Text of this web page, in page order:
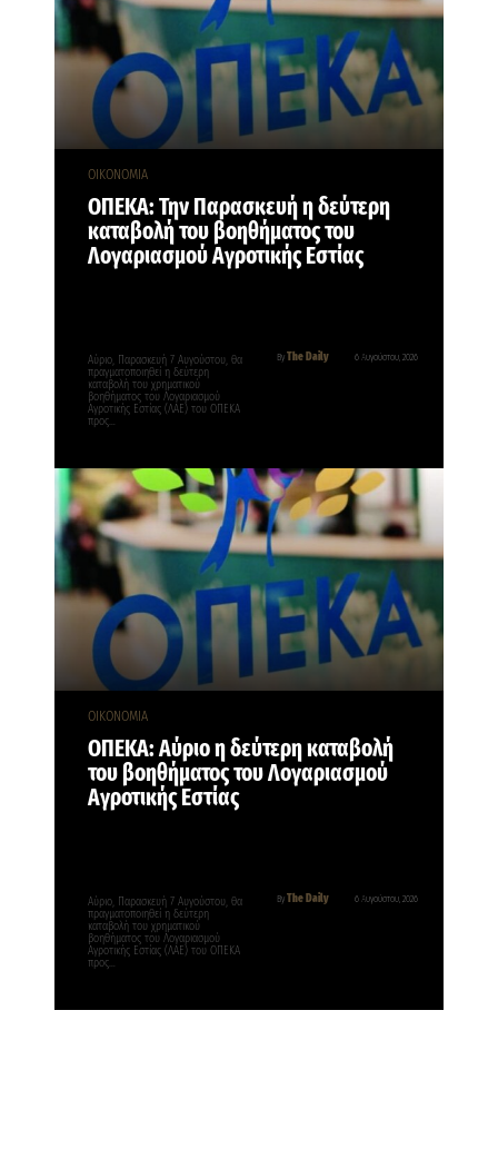
ΟΙΚΟΝΟΜΙΑ
ΟΠΕΚΑ: Την Παρασκευή η δεύτερη
καταβολή του βοηθήματος του
Λογαριασμού Αγροτικής Εστίας
By The Daily 6 Αυγούστου, 2026
Αύριο, Παρασκευή 7 Αυγούστου, θα
πραγματοποιηθεί η δεύτερη
καταβολή του χρηματικού
βοηθήματος του Λογαριασμού
Αγροτικής Εστίας (ΛΑΕ) του ΟΠΕΚΑ
προς…
ΟΙΚΟΝΟΜΙΑ
ΟΠΕΚΑ: Αύριο η δεύτερη καταβολή
του βοηθήματος του Λογαριασμού
Αγροτικής Εστίας
By The Daily 6 Αυγούστου, 2026
Αύριο, Παρασκευή 7 Αυγούστου, θα
πραγματοποιηθεί η δεύτερη
καταβολή του χρηματικού
βοηθήματος του Λογαριασμού
Αγροτικής Εστίας (ΛΑΕ) του ΟΠΕΚΑ
προς…